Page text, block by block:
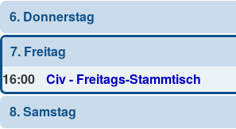
6. Donnerstag
7. Freitag
16:00
Civ - Freitags-Stammtisch
8. Samstag